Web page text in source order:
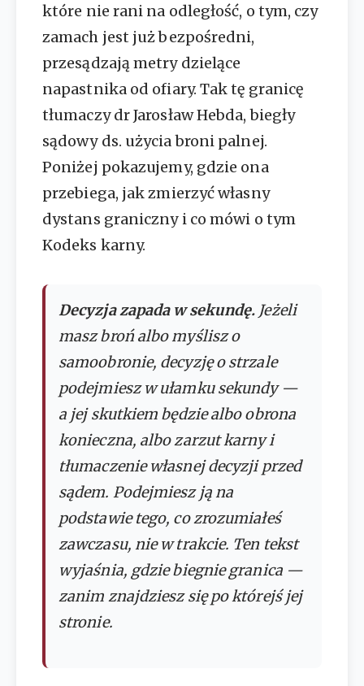
które nie rani na odległość, o tym, czy
zamach jest już bezpośredni,
przesądzają metry dzielące
napastnika od ofiary. Tak tę granicę
tłumaczy dr Jarosław Hebda, biegły
sądowy ds. użycia broni palnej.
Poniżej pokazujemy, gdzie ona
przebiega, jak zmierzyć własny
dystans graniczny i co mówi o tym
Kodeks karny.
Decyzja zapada w sekundę. Jeżeli
masz broń albo myślisz o
samoobronie, decyzję o strzale
podejmiesz w ułamku sekundy —
a jej skutkiem będzie albo obrona
konieczna, albo zarzut karny i
tłumaczenie własnej decyzji przed
sądem. Podejmiesz ją na
podstawie tego, co zrozumiałeś
zawczasu, nie w trakcie. Ten tekst
wyjaśnia, gdzie biegnie granica —
zanim znajdziesz się po którejś jej
stronie.